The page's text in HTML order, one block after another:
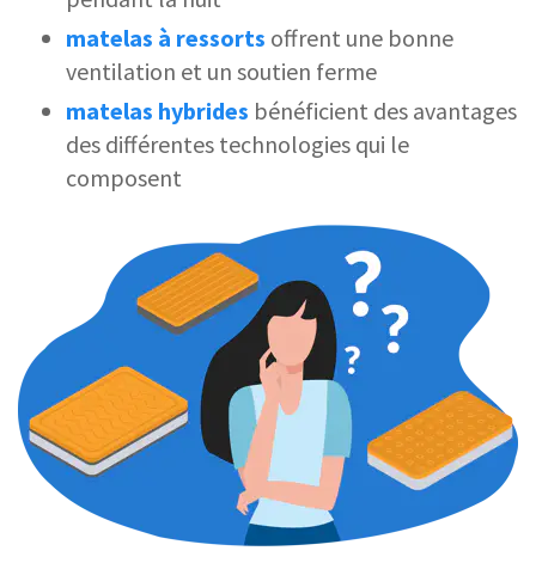
matelas à ressorts offrent une bonne
ventilation et un soutien ferme
matelas hybrides bénéficient des avantages
des différentes technologies qui le
composent